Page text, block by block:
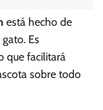
está hecho de
Es
que facilitará
sobre todo